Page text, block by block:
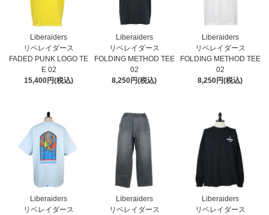
Liberaiders
リベレイダース
FADED PUNK LOGO TE
E 02
15,400円(税込)
Liberaiders
リベレイダース
FOLDING METHOD TEE
02
8,250円(税込)
Liberaiders
リベレイダース
FOLDING METHOD TEE
02
8,250円(税込)
Liberaiders
リベレイダース
Liberaiders
リベレイダース
Liberaiders
リベレイダース